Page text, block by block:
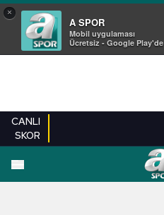
×
A SPOR
Mobil uygulaması
Ücretsiz - Google Play'de
CANLI
SKOR
FUTBOL